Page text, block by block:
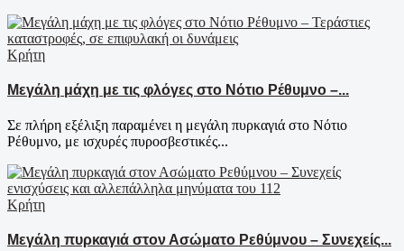
Κρήτη
Μεγάλη μάχη με τις φλόγες στο Νότιο Ρέθυμνο –...
Σε πλήρη εξέλιξη παραμένει η μεγάλη πυρκαγιά στο Νότιο
Ρέθυμνο, με ισχυρές πυροσβεστικές...
Κρήτη
Μεγάλη πυρκαγιά στον Ασώματο Ρεθύμνου – Συνεχείς...